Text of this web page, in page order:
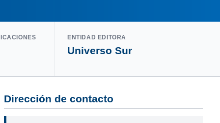
ENTIDAD EDITORA
Universo Sur
Dirección de contacto